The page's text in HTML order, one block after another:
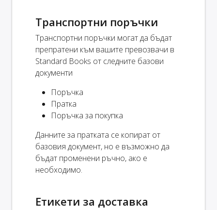
Транспортни поръчки
Транспортни поръчки могат да бъдат
препратени към вашите превозвачи в
Standard Books от следните базови
документи
Поръчка
Пратка
Поръчка за покупка
Данните за пратката се копират от
базовия документ, но е възможно да
бъдат променени ръчно, ако е
необходимо.
Етикети за доставка